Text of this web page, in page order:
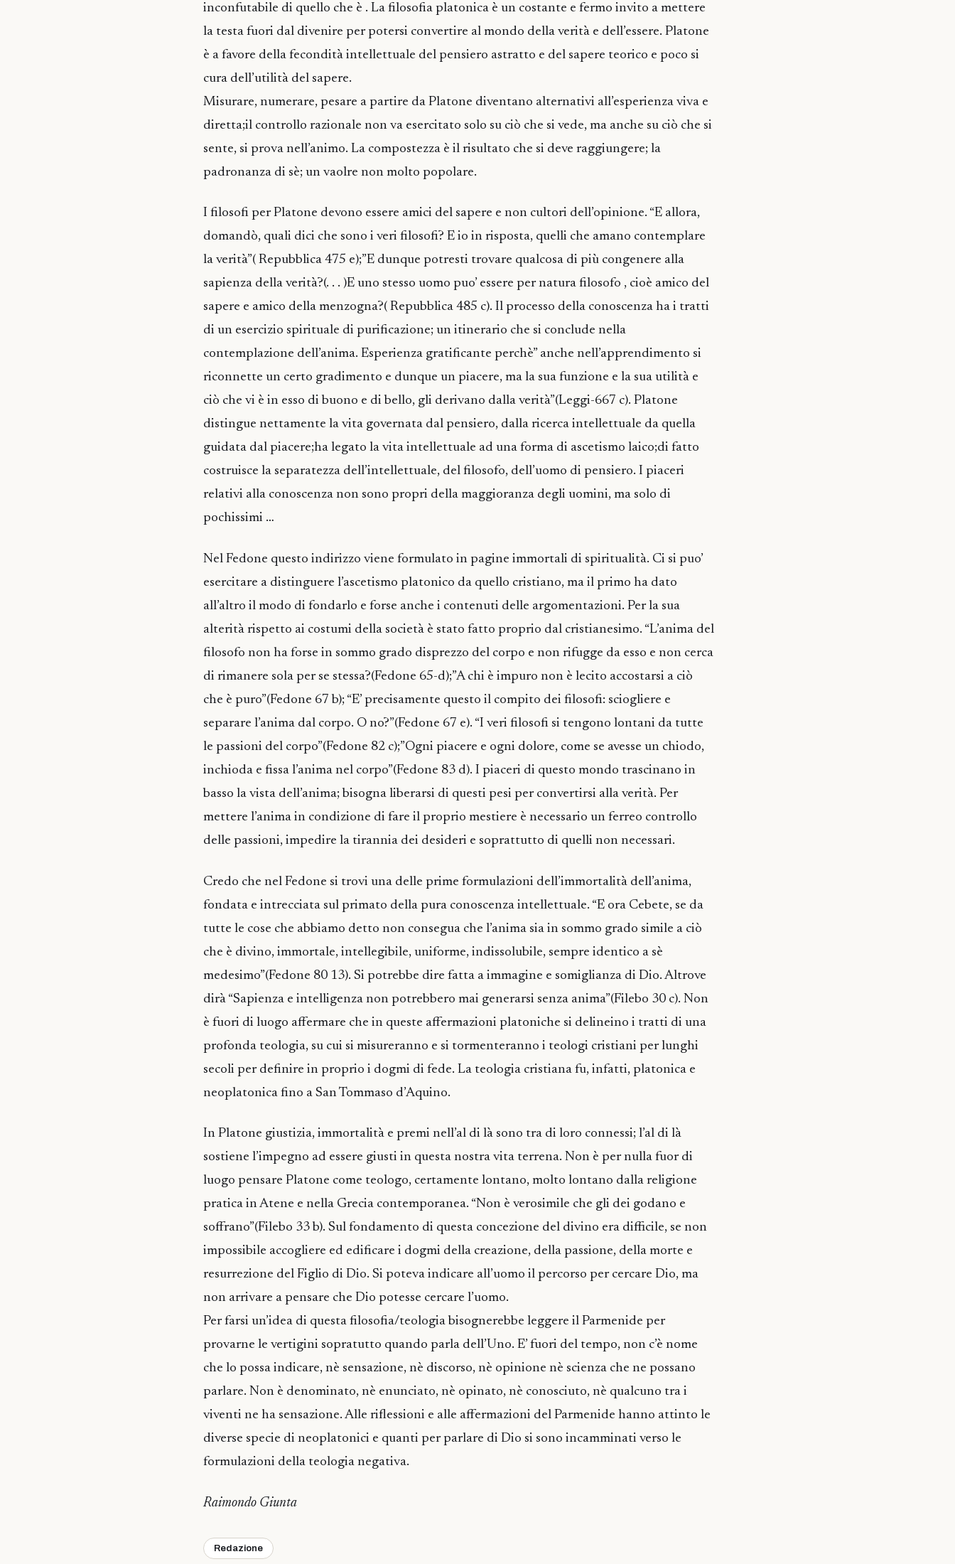
inconfutabile di quello che è . La filosofia platonica è un costante e fermo invito a mettere
la testa fuori dal divenire per potersi convertire al mondo della verità e dell’essere. Platone
è a favore della fecondità intellettuale del pensiero astratto e del sapere teorico e poco si
cura dell’utilità del sapere.
Misurare, numerare, pesare a partire da Platone diventano alternativi all’esperienza viva e
diretta;il controllo razionale non va esercitato solo su ciò che si vede, ma anche su ciò che si
sente, si prova nell’animo. La compostezza è il risultato che si deve raggiungere; la
padronanza di sè; un vaolre non molto popolare.
I filosofi per Platone devono essere amici del sapere e non cultori dell’opinione. “E allora,
domandò, quali dici che sono i veri filosofi? E io in risposta, quelli che amano contemplare
la verità”( Repubblica 475 e);”E dunque potresti trovare qualcosa di più congenere alla
sapienza della verità?(. . . )E uno stesso uomo puo’ essere per natura filosofo , cioè amico del
sapere e amico della menzogna?( Repubblica 485 c). Il processo della conoscenza ha i tratti
di un esercizio spirituale di purificazione; un itinerario che si conclude nella
contemplazione dell’anima. Esperienza gratificante perchè” anche nell’apprendimento si
riconnette un certo gradimento e dunque un piacere, ma la sua funzione e la sua utilità e
ciò che vi è in esso di buono e di bello, gli derivano dalla verità”(Leggi-667 c). Platone
distingue nettamente la vita governata dal pensiero, dalla ricerca intellettuale da quella
guidata dal piacere;ha legato la vita intellettuale ad una forma di ascetismo laico;di fatto
costruisce la separatezza dell’intellettuale, del filosofo, dell’uomo di pensiero. I piaceri
relativi alla conoscenza non sono propri della maggioranza degli uomini, ma solo di
pochissimi …
Nel Fedone questo indirizzo viene formulato in pagine immortali di spiritualità. Ci si puo’
esercitare a distinguere l’ascetismo platonico da quello cristiano, ma il primo ha dato
all’altro il modo di fondarlo e forse anche i contenuti delle argomentazioni. Per la sua
alterità rispetto ai costumi della società è stato fatto proprio dal cristianesimo. “L’anima del
filosofo non ha forse in sommo grado disprezzo del corpo e non rifugge da esso e non cerca
di rimanere sola per se stessa?(Fedone 65-d);”A chi è impuro non è lecito accostarsi a ciò
che è puro”(Fedone 67 b); “E’ precisamente questo il compito dei filosofi: sciogliere e
separare l’anima dal corpo. O no?”(Fedone 67 e). “I veri filosofi si tengono lontani da tutte
le passioni del corpo”(Fedone 82 c);”Ogni piacere e ogni dolore, come se avesse un chiodo,
inchioda e fissa l’anima nel corpo”(Fedone 83 d). I piaceri di questo mondo trascinano in
basso la vista dell’anima; bisogna liberarsi di questi pesi per convertirsi alla verità. Per
mettere l’anima in condizione di fare il proprio mestiere è necessario un ferreo controllo
delle passioni, impedire la tirannia dei desideri e soprattutto di quelli non necessari.
Credo che nel Fedone si trovi una delle prime formulazioni dell’immortalità dell’anima,
fondata e intrecciata sul primato della pura conoscenza intellettuale. “E ora Cebete, se da
tutte le cose che abbiamo detto non consegua che l’anima sia in sommo grado simile a ciò
che è divino, immortale, intellegibile, uniforme, indissolubile, sempre identico a sè
medesimo”(Fedone 80 13). Si potrebbe dire fatta a immagine e somiglianza di Dio. Altrove
dirà “Sapienza e intelligenza non potrebbero mai generarsi senza anima”(Filebo 30 c). Non
è fuori di luogo affermare che in queste affermazioni platoniche si delineino i tratti di una
profonda teologia, su cui si misureranno e si tormenteranno i teologi cristiani per lunghi
secoli per definire in proprio i dogmi di fede. La teologia cristiana fu, infatti, platonica e
neoplatonica fino a San Tommaso d’Aquino.
In Platone giustizia, immortalità e premi nell’al di là sono tra di loro connessi; l’al di là
sostiene l’impegno ad essere giusti in questa nostra vita terrena. Non è per nulla fuor di
luogo pensare Platone come teologo, certamente lontano, molto lontano dalla religione
pratica in Atene e nella Grecia contemporanea. “Non è verosimile che gli dei godano e
soffrano”(Filebo 33 b). Sul fondamento di questa concezione del divino era difficile, se non
impossibile accogliere ed edificare i dogmi della creazione, della passione, della morte e
resurrezione del Figlio di Dio. Si poteva indicare all’uomo il percorso per cercare Dio, ma
non arrivare a pensare che Dio potesse cercare l’uomo.
Per farsi un’idea di questa filosofia/teologia bisognerebbe leggere il Parmenide per
provarne le vertigini sopratutto quando parla dell’Uno. E’ fuori del tempo, non c’è nome
che lo possa indicare, nè sensazione, nè discorso, nè opinione nè scienza che ne possano
parlare. Non è denominato, nè enunciato, nè opinato, nè conosciuto, nè qualcuno tra i
viventi ne ha sensazione. Alle riflessioni e alle affermazioni del Parmenide hanno attinto le
diverse specie di neoplatonici e quanti per parlare di Dio si sono incamminati verso le
formulazioni della teologia negativa.
Raimondo Giunta
Redazione